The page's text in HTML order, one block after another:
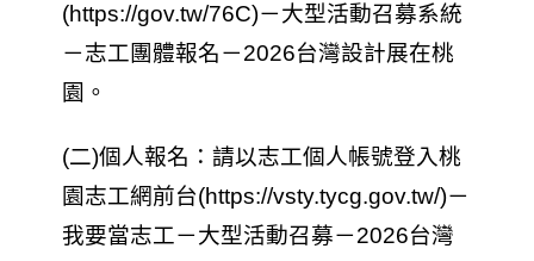
(https://gov.tw/76C)－大型活動召募系統
－志工團體報名－2026台灣設計展在桃
園。
(二)個人報名：請以志工個人帳號登入桃
園志工網前台(https://vsty.tycg.gov.tw/)－
我要當志工－大型活動召募－2026台灣